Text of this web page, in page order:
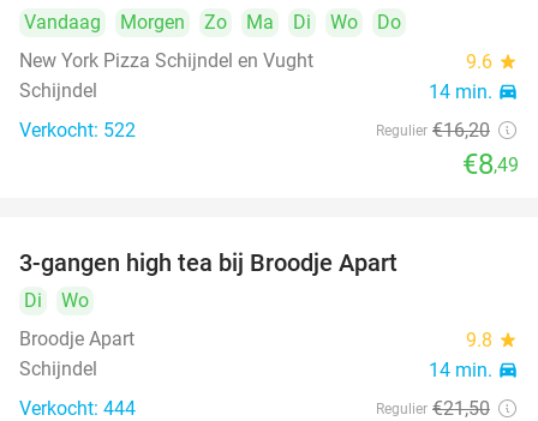
Vandaag Morgen Zo Ma Di Wo
Do
New York Pizza Schijndel en Vught
9.6 star
Schijndel 14 min. directions_car
Verkocht: 522 Regulier €16,20
€8,49
3-gangen high tea bij Broodje Apart
Di
Wo
Broodje Apart
9.8 star
Schijndel 14 min. directions_car
Verkocht: 444 Regulier €21,50